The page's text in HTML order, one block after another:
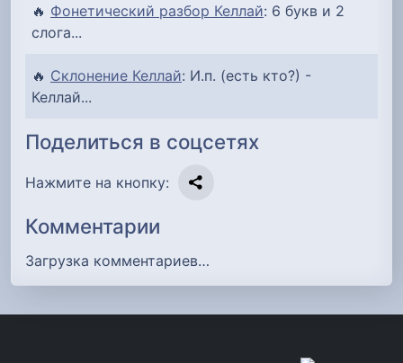
🔥 Фонетический разбор Келлай: 6 букв и 2
слога...
🔥 Склонение Келлай: И.п. (есть кто?) -
Келлай...
Поделиться в соцсетях
Нажмите на кнопку:
Комментарии
Загрузка комментариев…